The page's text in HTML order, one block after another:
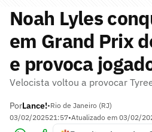
Noah Lyles
em Grand Prix
e provoca
Velocista voltou a provocar
PorLance!•Rio de Janeiro (RJ)
03/02/202521:57•Atualizado em 03/02/